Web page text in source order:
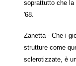
soprattutto che
'68.
Zanetta - Che i
strutture come
sclerotizzate, è